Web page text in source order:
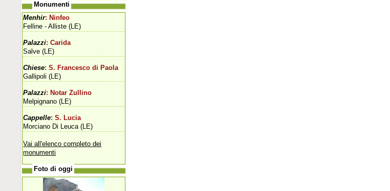
Monumenti
Menhir: Ninfeo
Felline - Alliste (LE)
Palazzi: Carida
Salve (LE)
Chiese: S. Francesco di Paola
Gallipoli (LE)
Palazzi: Notar Zullino
Melpignano (LE)
Cappelle: S. Lucia
Morciano Di Leuca (LE)
Vai all'elenco completo dei
monumenti
Foto di oggi